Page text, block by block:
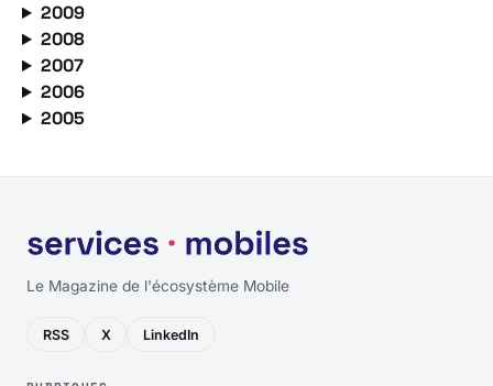
2009
2008
2007
2006
2005
Le Magazine de l'écosystème Mobile
RSS X LinkedIn